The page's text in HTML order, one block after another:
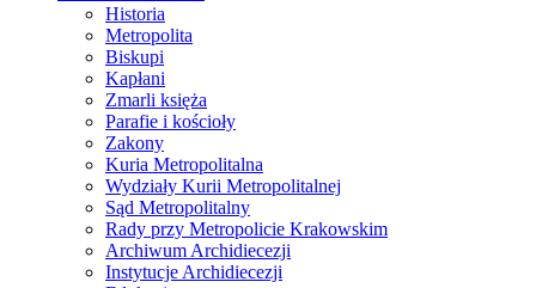
Historia
Metropolita
Biskupi
Kapłani
Zmarli księża
Parafie i kościoły
Zakony
Kuria Metropolitalna
Wydziały Kurii Metropolitalnej
Sąd Metropolitalny
Rady przy Metropolicie Krakowskim
Archiwum Archidiecezji
Instytucje Archidiecezji